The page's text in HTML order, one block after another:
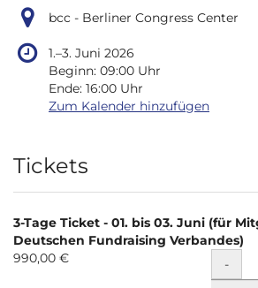
bcc - Berliner Congress Center
1.–bis
3. Juni 2026
Beginn: 09:00 Uhr
Ende: 16:00 Uhr
Zum Kalender hinzufügen
Produkte
Tickets
3-Tage Ticket - 01. bis 03. Juni (für
Deutschen Fundraising Verbandes)
990,00 €
-